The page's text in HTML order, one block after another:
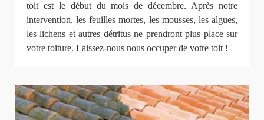
toit est le début du mois de décembre. Après notre
intervention, les feuilles mortes, les mousses, les algues,
les lichens et autres détritus ne prendront plus place sur
votre toiture. Laissez-nous nous occuper de votre toit !